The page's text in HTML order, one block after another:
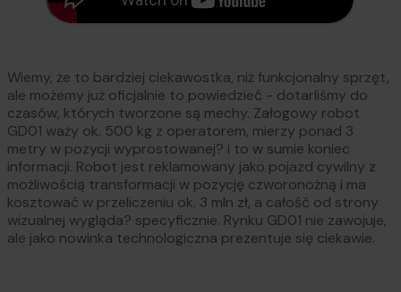
Wiemy, że to bardziej ciekawostka, niż funkcjonalny sprzęt,
ale możemy już oficjalnie to powiedzieć - dotarliśmy do
czasów, których tworzone są mechy. Załogowy robot
GD01 waży ok. 500 kg z operatorem, mierzy ponad 3
metry w pozycji wyprostowanej? i to w sumie koniec
informacji. Robot jest reklamowany jako pojazd cywilny z
możliwością transformacji w pozycję czworonożną i ma
kosztować w przeliczeniu ok. 3 mln zł, a całość od strony
wizualnej wygląda? specyficznie. Rynku GD01 nie zawojuje,
ale jako nowinka technologiczna prezentuje się ciekawie.